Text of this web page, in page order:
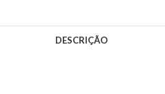
DESCRIÇÃO